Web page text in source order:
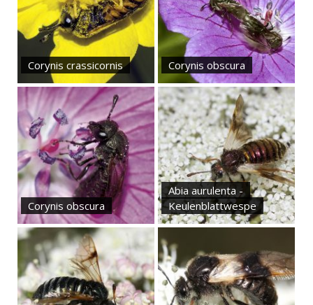
Corynis crassicornis Corynis obscura
Corynis obscura
Abia aurulenta -
Keulenblattwespe